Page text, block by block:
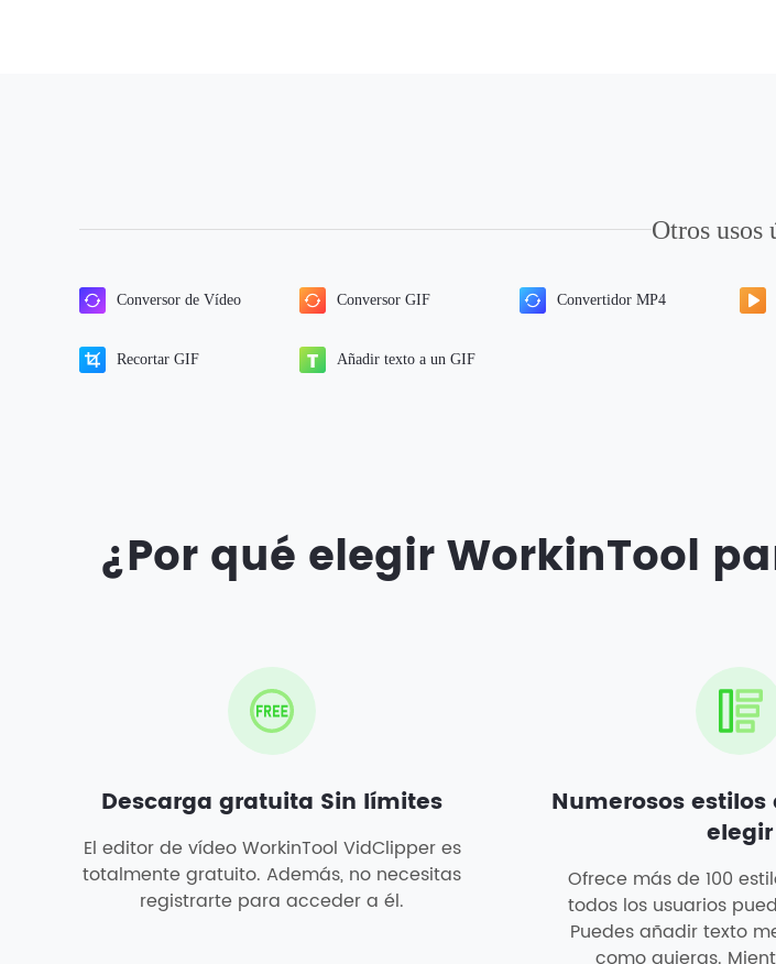
Otros usos
Conversor de Vídeo Conversor GIF Convertidor MP4
Recortar GIF Añadir texto a un GIF
¿Por qué elegir WorkinTool
Descarga gratuita Sin límites
El editor de vídeo WorkinTool VidClipper es
totalmente gratuito. Además, no necesitas
registrarte para acceder a él.
Numerosos
elegir
Ofrece más de 100
todos los usuarios
Puedes añadir texto
como quieras.